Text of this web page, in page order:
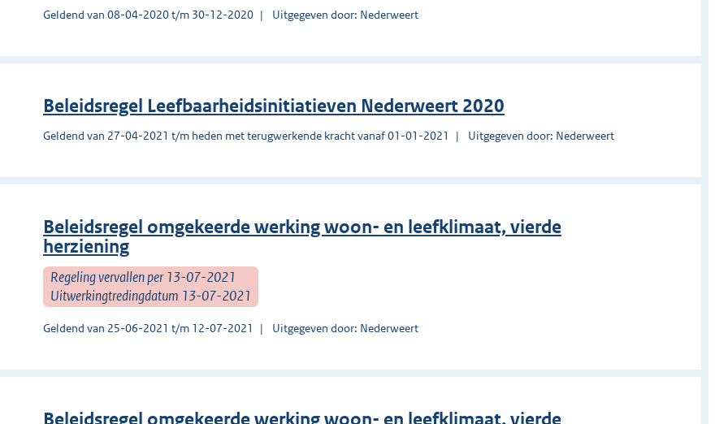
Geldend van 08-04-2020 t/m 30-12-2020 Uitgegeven door: Nederweert
Beleidsregel Leefbaarheidsinitiatieven Nederweert 2020
Geldend van 27-04-2021 t/m heden met terugwerkende kracht vanaf 01-01-2021 Uitgegeven door: Nederweert
Beleidsregel omgekeerde werking woon- en leefklimaat, vierde
herziening
Regeling vervallen per 13-07-2021
Uitwerkingtredingdatum 13-07-2021
Geldend van 25-06-2021 t/m 12-07-2021 Uitgegeven door: Nederweert
Beleidsregel omgekeerde werking woon- en leefklimaat, vierde